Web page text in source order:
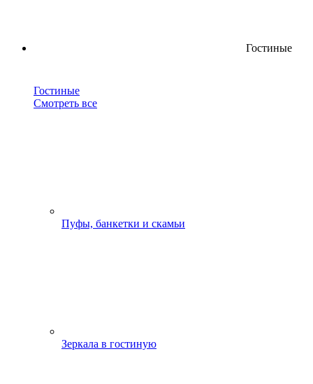
Гостиные
Гостиные
Смотреть все
Пуфы, банкетки и скамьи
Зеркала в гостиную